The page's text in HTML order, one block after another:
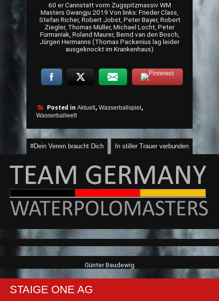
60 er Cannstatt vorm Zugspitzmassiv WM
Masters Gwangju 2019 Von links: Frieder Class,
Stefan Richer, Robert Jobst, Peter Bayer, Robert
Ziegler, Thomas Müller, Michael Locht, Peter
Furmaniak, Roland Maurer, Bernd van den Bosch,
Jürgen Hermanns (Thomas Packenius lag leider
ausgeknockt im Krankenhaus)
Posted in Aktuell , Wasserballspiel ,
Wasserballwelt
Beitragsnavigation
#Dein Verein braucht Dich In stiller Trauer verbunden
Günter Baudewig
STAIGE ONE AG